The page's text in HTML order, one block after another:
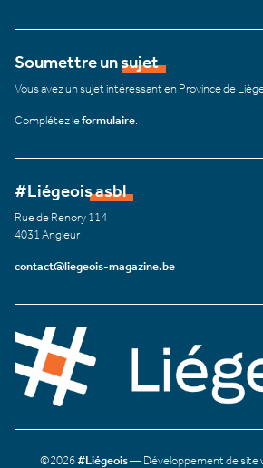
Soumettre un sujet
Vous avez un sujet intéressant en Province de
Complétez leformulaire
#Liégeois asbl
Rue de Renory 114
4031 Angleur
contact@liegeois-magazine.be
©2026#Liégeois— Développement de site